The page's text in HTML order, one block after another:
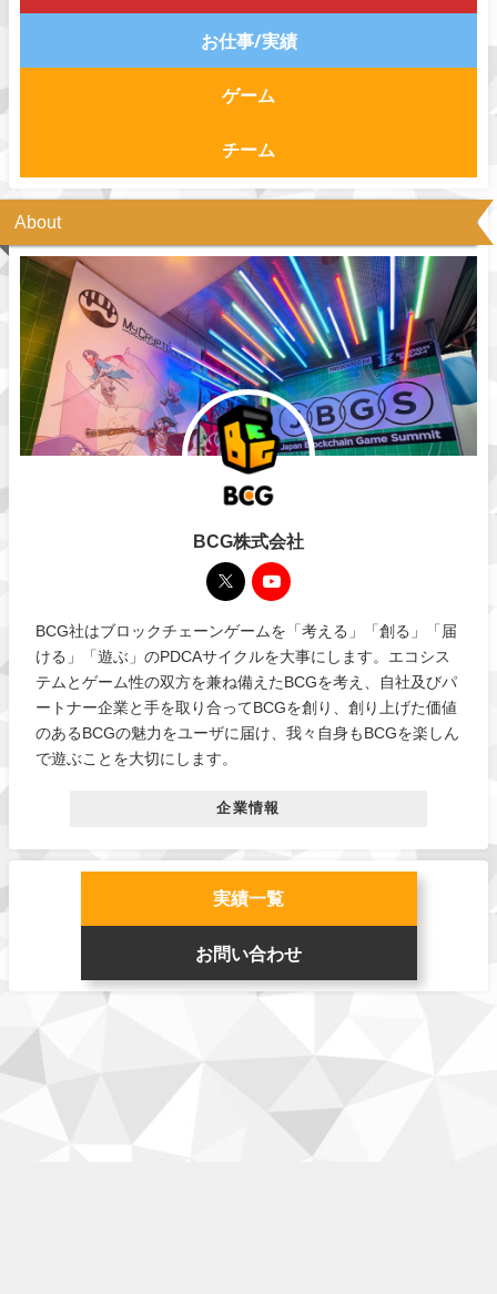
お仕事/実績
ゲーム
チーム
About
BCG株式会社
BCG社はブロックチェーンゲームを「考える」「創る」「届
ける」「遊ぶ」のPDCAサイクルを大事にします。エコシス
テムとゲーム性の双方を兼ね備えたBCGを考え、自社及びパ
ートナー企業と手を取り合ってBCGを創り、創り上げた価値
のあるBCGの魅力をユーザに届け、我々自身もBCGを楽しん
で遊ぶことを大切にします。
企業情報
実績一覧
お問い合わせ